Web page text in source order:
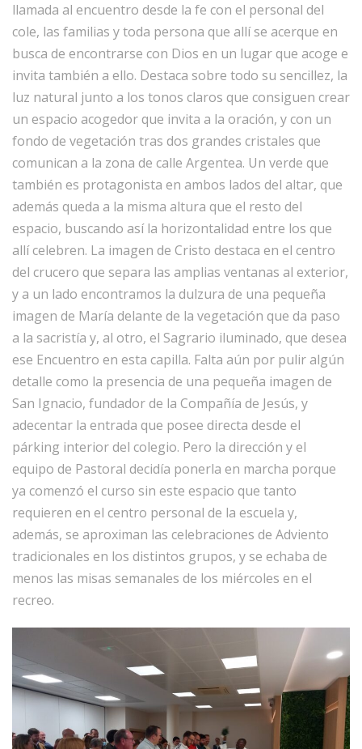
llamada al encuentro desde la fe con el personal del
cole, las familias y toda persona que allí se acerque en
busca de encontrarse con Dios en un lugar que acoge e
invita también a ello. Destaca sobre todo su sencillez, la
luz natural junto a los tonos claros que consiguen crear
un espacio acogedor que invita a la oración, y con un
fondo de vegetación tras dos grandes cristales que
comunican a la zona de calle Argentea. Un verde que
también es protagonista en ambos lados del altar, que
además queda a la misma altura que el resto del
espacio, buscando así la horizontalidad entre los que
allí celebren. La imagen de Cristo destaca en el centro
del crucero que separa las amplias ventanas al exterior,
y a un lado encontramos la dulzura de una pequeña
imagen de María delante de la vegetación que da paso
a la sacristía y, al otro, el Sagrario iluminado, que desea
ese Encuentro en esta capilla. Falta aún por pulir algún
detalle como la presencia de una pequeña imagen de
San Ignacio, fundador de la Compañía de Jesús, y
adecentar la entrada que posee directa desde el
párking interior del colegio. Pero la dirección y el
equipo de Pastoral decidía ponerla en marcha porque
ya comenzó el curso sin este espacio que tanto
requieren en el centro personal de la escuela y,
además, se aproximan las celebraciones de Adviento
tradicionales en los distintos grupos, y se echaba de
menos las misas semanales de los miércoles en el
recreo.